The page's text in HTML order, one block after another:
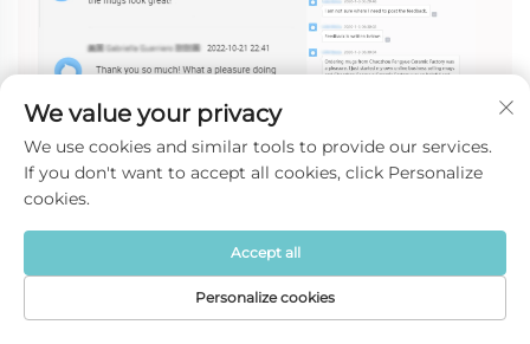
Katıldığımız Diziler
________________
Ana Sayfa Ürün Hakkında İletişim
We value your privacy
We use cookies and similar tools to provide our services.
If you don't want to accept all cookies, click Personalize
cookies.
Personalize cookies
Accept all